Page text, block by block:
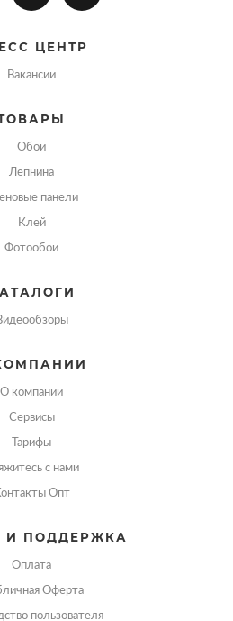
ЦЕНТР
Вакансии
Обои
Лепнина
панели
Клей
Фотообои
О компании
Сервисы
Тарифы
с нами
Опт
И ПОДДЕРЖКА
Оплата
Оферта
пользователя